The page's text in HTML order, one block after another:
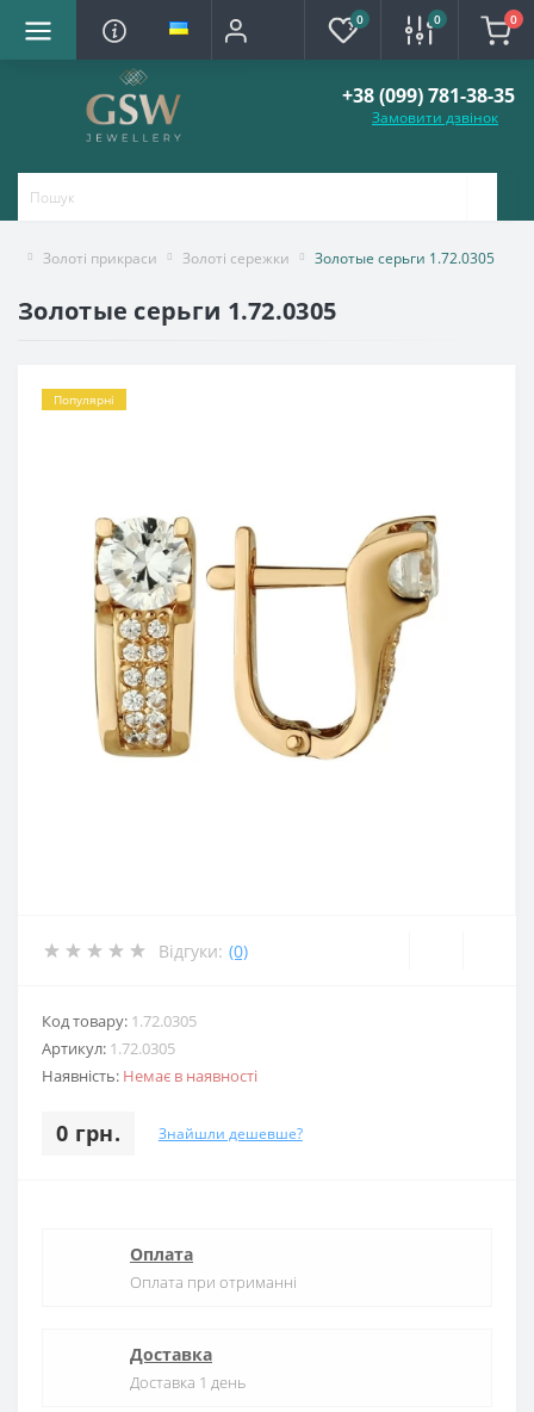
0 0 0
+38 (099) 781-38-35
Замовити дзвінок
Золоті прикраси Золоті сережки Золотые серьги 1.72.0305
Золотые серьги 1.72.0305
Популярні
Відгуки: (0)
Код товару: 1.72.0305
Артикул: 1.72.0305
Наявність: Немає в наявності
0 грн. Знайшли дешевше?
Оплата
Оплата при отриманні
Доставка
Доставка 1 день